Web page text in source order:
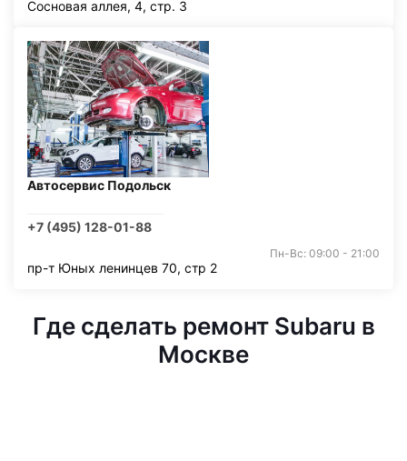
Сосновая аллея, 4, стр. 3
Автосервис Подольск
+7 (495) 128-01-88
Пн-Вс: 09:00 - 21:00
пр-т Юных ленинцев 70, стр 2
Где сделать ремонт Subaru в
Москве